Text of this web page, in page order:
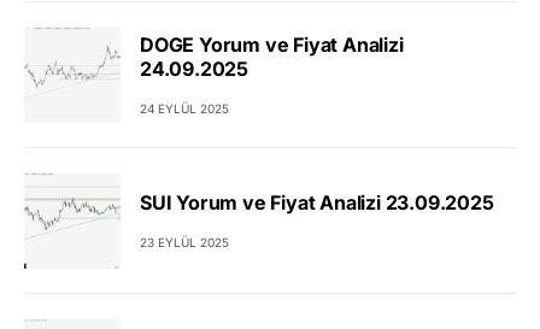
DOGE Yorum ve Fiyat Analizi
24.09.2025
24 EYLÜL 2025
SUI Yorum ve Fiyat Analizi 23.09.2025
23 EYLÜL 2025